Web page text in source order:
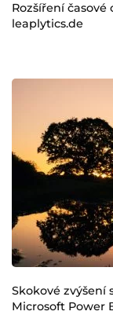
Rozšíření
leaplytics.de
Skokové
Microsoft Power